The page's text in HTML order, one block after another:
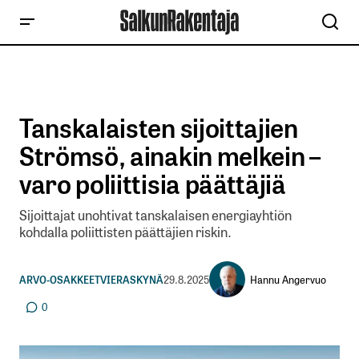
Tanskalaisten sijoittajien
Strömsö, ainakin melkein –
varo poliittisia päättäjiä
Sijoittajat unohtivat tanskalaisen energiayhtiön
kohdalla poliittisten päättäjien riskin.
ARVO-OSAKKEETVIERASKYNÄ29.8.2025
Hannu Angervuo
0